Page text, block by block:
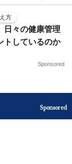
方
日々の健康管理
トしているのか
Sponsored
Sponsored